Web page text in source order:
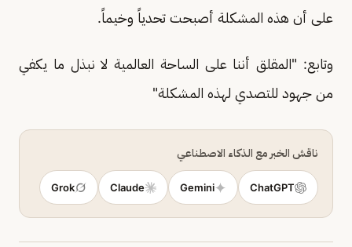
على أن هذه المشكلة أصبحت تحدياً وخيماً.
وتابع: "المقلق أننا على الساحة العالمية لا نبذل ما يكفي
من جهود للتصدي لهذه المشكلة"
ناقش الخبر مع الذكاء الاصطناعي
ChatGPT
Gemini
Claude
Grok